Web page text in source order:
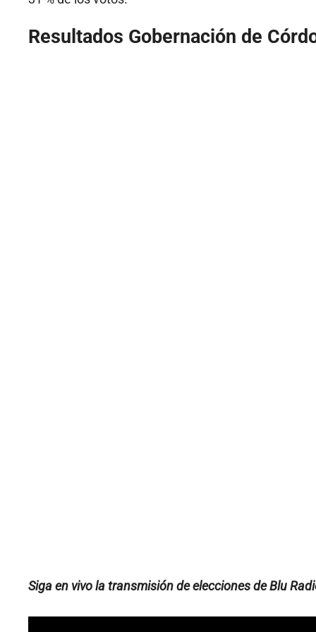
Resultados Gobernación de
Siga en vivo la transmisión de elecciones de Blu